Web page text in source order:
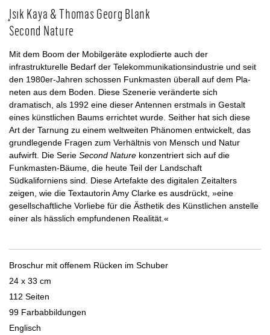
Işık Kaya & Thomas Georg Blank
Second Nature
Mit dem Boom der Mobilgeräte explodierte auch der
infrastrukturelle Bedarf der Telekommuni­kationsindustrie und seit
den 1980er-­Jahren schossen Funkmasten überall auf dem Pla­
neten aus dem Boden. Diese Szenerie verän­derte sich
dramatisch, als 1992 eine dieser Antennen erstmals in Gestalt
eines künstlichen Baums errichtet wurde. Seither hat sich diese
Art der Tarnung zu einem weltweiten Phäno­men entwickelt, das
grundlegende Fragen zum Verhältnis von Mensch und Natur
aufwirft. Die Serie Second Nature konzentriert sich auf die
Funkmasten­-Bäume, die heute Teil der Landschaft
Südkaliforniens sind. Diese Arte­fakte des digitalen Zeitalters
zeigen, wie die Textautorin Amy Clarke es ausdrückt, »eine
gesellschaftliche Vorliebe für die Ästhetik des Künstlichen anstelle
einer als hässlich emp­fundenen Realität.«
Broschur mit offenem Rücken im Schuber
24 x 33 cm
112 Seiten
99 Farbabbildungen
Englisch